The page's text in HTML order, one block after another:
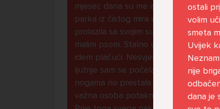
mjesec dana su me istukli kod
parka iz čistog mira dok sam
prolazila sa svojim susjedama i
malim psom. Stalno u krevet
idem plačući. Nesvjesno te zbog
ljutnje sam se počela tući po
nogama no prestala sam jer me
važna osoba potaknula na to.
ostali
volim
smeta
Uvijek
nije
dana je